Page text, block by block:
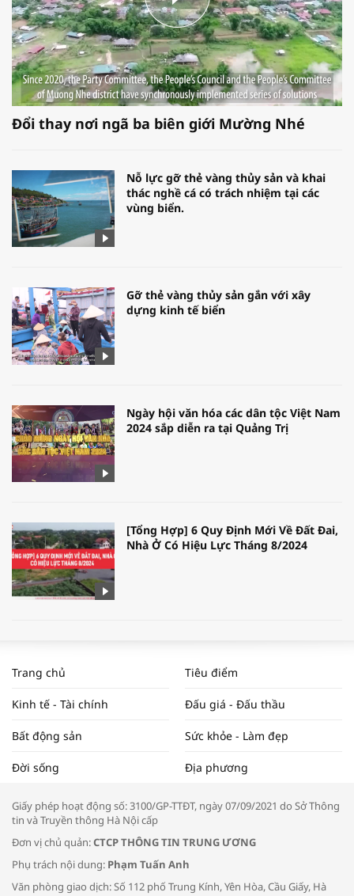
Đổi thay nơi ngã ba biên giới Mường Nhé
Nỗ lực gỡ thẻ vàng thủy sản và khai
thác nghề cá có trách nhiệm tại các
vùng biển.
Gỡ thẻ vàng thủy sản gắn với xây
dựng kinh tế biển
Ngày hội văn hóa các dân tộc Việt Nam
2024 sắp diễn ra tại Quảng Trị
[Tổng Hợp] 6 Quy Định Mới Về Đất Đai,
Nhà Ở Có Hiệu Lực Tháng 8/2024
NAM NĂM 2024 VÀ NĂM 2025 | NHỊP
ĐẬP THỊ TRƯỜNG #62
Tọa đàm “Xúc tiến thương mại: Khơi
Bác sĩ tư vấn cách phòng tránh bệnh
Trang chủ Tiêu điểm
Kinh tế - Tài chính Đấu giá - Đấu thầu
Bất động sản Sức khỏe - Làm đẹp
Đời sống Địa phương
Giấy phép hoạt động số: 3100/GP-TTĐT, ngày 07/09/2021 do Sở Thông
tin và Truyền thông Hà Nội cấp
Đơn vị chủ quản:CTCP THÔNG TIN TRUNG ƯƠNG
Phụ trách nội dung: Phạm Tuấn Anh
Văn phòng giao dịch: Số 112 phố Trung Kính, Yên Hòa, Cầu Giấy, Hà